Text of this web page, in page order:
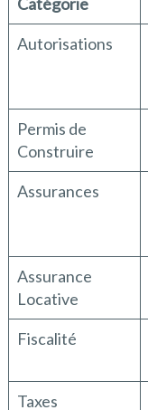
Autorisations
Permis de
Construire
Assurances
Assurance
Locative
Fiscalité
Taxes